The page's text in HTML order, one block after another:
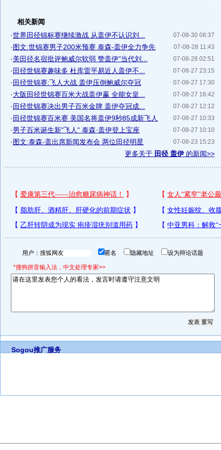
相关新闻
07-08-30 06:37
·世界田径锦标赛继续激战 从盖伊不认识刘...
07-08-28 11:43
·图文:世锦赛男子200米预赛 泰森-盖伊全力争先
07-08-28 02:51
·美田径名宿批评鲍威尔软弱 赞盖伊"当代刘...
07-08-27 23:15
· 田径世锦赛趣味多 杜库雷平易近人盖伊不...
07-08-27 17:30
· 田径世锦赛:飞人大战 盖伊压倒鲍威尔夺冠
07-08-27 16:42
·大阪田径世锦赛百米大战盖伊赢 全能女皇...
07-08-27 12:12
· 田径世锦赛决出男子百米金牌 盖伊夺冠成...
07-08-27 10:33
· 田径世锦赛百米赛 美国名将盖伊9秒85成新飞人
07-08-27 10:10
·男子百米诞生新"飞人" 泰森·盖伊登上宝座
07-08-23 15:23
·图文:泰森-盖出席新闻发布会 两位田径明星
更多关于 田径 盖伊的新闻>>
用户： 匿名 隐藏地址 设为辩论话题
*搜狗拼音输入法，中文处理专家>>
Sogou推广服务